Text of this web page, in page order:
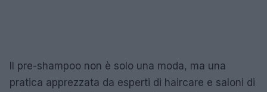
Il pre-shampoo non è solo una moda, ma una
pratica apprezzata da esperti di haircare e saloni di